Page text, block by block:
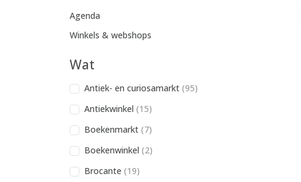
Agenda
Winkels & webshops
Wat
Antiek- en curiosamarkt (95)
Antiekwinkel (15)
Boekenmarkt (7)
Boekenwinkel (2)
Brocante (19)